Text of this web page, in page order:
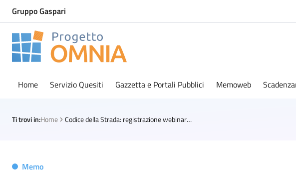
Gruppo Gaspari
Progetto Omnia
Home Servizio Quesiti Gazzetta e Portali Pubblici Memoweb
Ti trovi in:Home Codice della Strada: registrazione webinar e materiali
Memo